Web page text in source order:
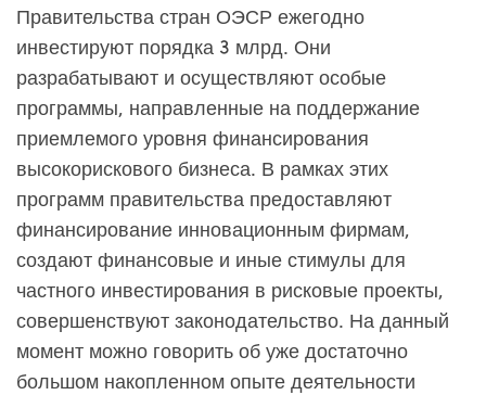
Правительства стран ОЭСР ежегодно
инвестируют порядка 3 млрд. Они
разрабатывают и осуществляют особые
программы, направленные на поддержание
приемлемого уровня финансирования
высокорискового бизнеса. В рамках этих
программ правительства предоставляют
финансирование инновационным фирмам,
создают финансовые и иные стимулы для
частного инвестирования в рисковые проекты,
совершенствуют законодательство. На данный
момент можно говорить об уже достаточно
большом накопленном опыте деятельности